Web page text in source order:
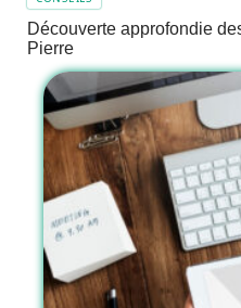
Découverte approfondie
Pierre